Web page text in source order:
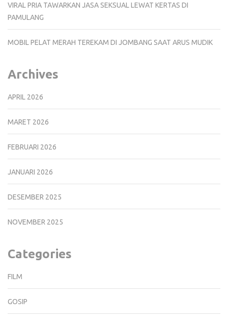
VIRAL PRIA TAWARKAN JASA SEKSUAL LEWAT KERTAS DI
PAMULANG
MOBIL PELAT MERAH TEREKAM DI JOMBANG SAAT ARUS MUDIK
Archives
APRIL 2026
MARET 2026
FEBRUARI 2026
JANUARI 2026
DESEMBER 2025
NOVEMBER 2025
Categories
FILM
GOSIP